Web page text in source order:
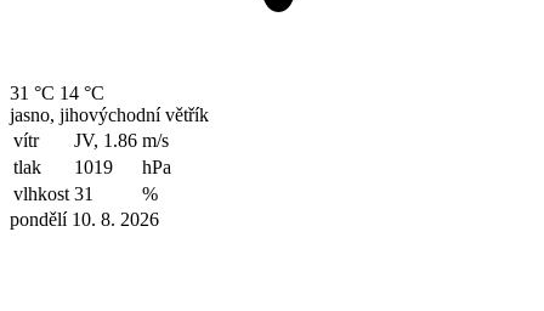
31 °C 14 °C
jasno, jihovýchodní větřík
vítr
JV, 1.86 m/s
tlak
1019
hPa
vlhkost 31
%
pondělí 10. 8. 2026